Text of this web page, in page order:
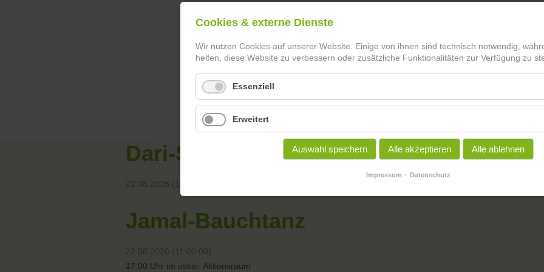
Dari-Sprachkurs
22.08.2026 (10:00:00)
Jamal-Bauchtanz
22.08.2026 (11:00:00)
17:00 Uhr im oskar. Aktionsraum
Cookies & externe Dienste
Wir nutzen Cookies auf unserer Website. Einige von ihnen sind technisch notwendig,
helfen, diese Website zu verbessern oder zusätzliche Funktionalitäten zur Verfügung zu
Essenziell
Erweitert
Auswahl speichern Alle akzeptieren Alle ablehnen
Impressum Datenschutz